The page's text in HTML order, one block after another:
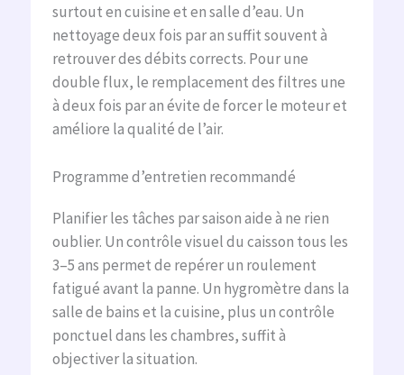
surtout en cuisine et en salle d’eau. Un
nettoyage deux fois par an suffit souvent à
retrouver des débits corrects. Pour une
double flux, le remplacement des filtres une
à deux fois par an évite de forcer le moteur et
améliore la qualité de l’air.
Programme d’entretien recommandé
Planifier les tâches par saison aide à ne rien
oublier. Un contrôle visuel du caisson tous les
3–5 ans permet de repérer un roulement
fatigué avant la panne. Un hygromètre dans la
salle de bains et la cuisine, plus un contrôle
ponctuel dans les chambres, suffit à
objectiver la situation.